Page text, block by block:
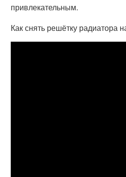
привлекательным.
Как снять решётку радиатора